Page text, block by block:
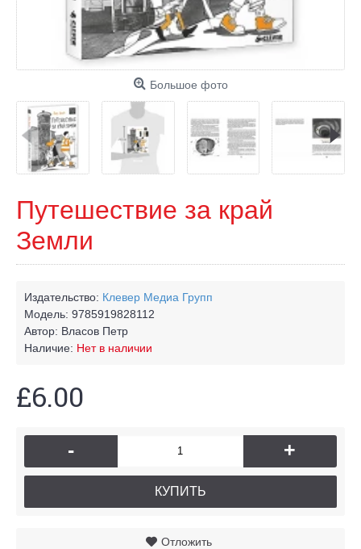
Большое фото
Путешествие за край
Земли
Издательство: Клевер Медиа Групп
Модель: 9785919828112
Автор: Власов Петр
Наличие: Нет в наличии
£6.00
- +
КУПИТЬ
Отложить